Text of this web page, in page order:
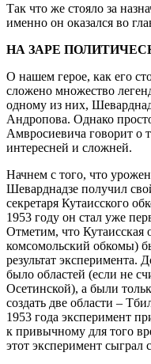
Так что же стояло за
именно он оказался во
НА ЗАРЕ
О нашем герое, как его
сложено множество
одному из них,
Андропова. Однако
Амвросиевича говорит о
интересней и сложней.
Начнем с того, что
Шеварднадзе получил
секретаря Кутаисского
1953 году он стал уже
Отметим, что Кутаисская
комсомольский обкомы)
результат эксперимента.
было областей (если не
Осетинской), а были
создать две области –
1953 года эксперимент
к привычному для того
этот эксперимент сыграл